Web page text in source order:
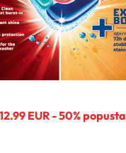
12.99 EUR - 50% popusta